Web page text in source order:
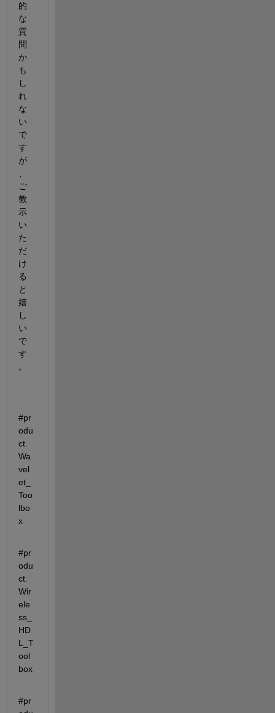
的
な
質
問
か
も
し
れ
な
い
で
す
が
ご
教
示
い
た
だ
け
る
と
嬉
し
い
で
す
。
#pr
odu
ct.
Wa
vel
et_
Too
lbo
x
#pr
odu
ct.
Wir
ele
ss_
HD
L_T
ool
box
#pr